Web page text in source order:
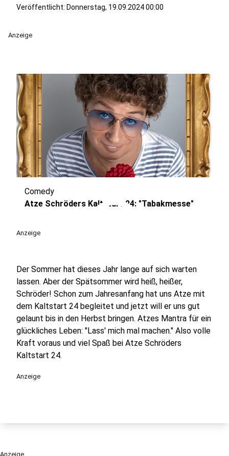
Veröffentlicht: Donnerstag, 19.09.2024 00:00
Anzeige
play_circle
Comedy
Atze Schröders Kaltstart 24: "Tabakmesse"
Anzeige
Der Sommer hat dieses Jahr lange auf sich warten
lassen. Aber der Spätsommer wird heiß, heißer,
Schröder! Schon zum Jahresanfang hat uns Atze mit
dem Kaltstart 24 begleitet und jetzt will er uns gut
gelaunt bis in den Herbst bringen. Atzes Mantra für ein
glückliches Leben: "Lass' mich mal machen." Also volle
Kraft voraus und viel Spaß bei Atze Schröders
Kaltstart 24.
Anzeige
Anzeige